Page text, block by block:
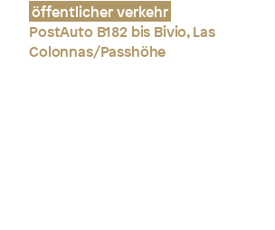
öffentlicher verkehr
PostAuto B182 bis Bivio, Las
Colonnas/Passhöhe